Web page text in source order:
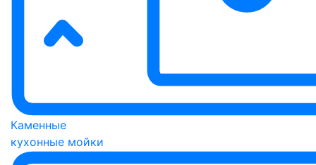
Каменные
кухонные мойки